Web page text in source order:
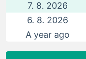
7. 8. 2026
6. 8. 2026
A year ago